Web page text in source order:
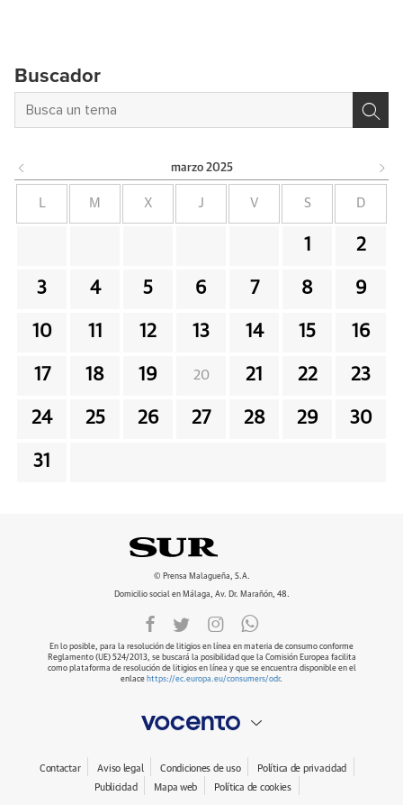
Buscador
marzo 2025
L M X J V S D
1 2
3 4 5 6 7 8 9
10 11 12 13 14 15 16
17 18 19 20 21 22 23
24 25 26 27 28 29 30
31
© Prensa Malagueña, S.A.
Domicilio social en Málaga, Av. Dr. Marañón, 48.
En lo posible, para la resolución de litigios en línea en materia de consumo conforme
Reglamento (UE) 524/2013, se buscará la posibilidad que la Comisión Europea facilita
como plataforma de resolución de litigios en línea y que se encuentra disponible en el
enlace https://ec.europa.eu/consumers/odr.
Contactar Aviso legal Condiciones de uso
Política de privacidad
Publicidad
Mapa web Política de cookies